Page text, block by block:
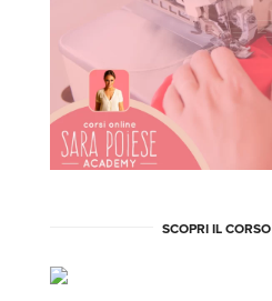
SCOPRI IL CORSO